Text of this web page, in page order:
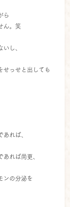
ら
ん。笑
いし、
せっせと出しても
あれば、
あれば尚更、
ンの分泌を